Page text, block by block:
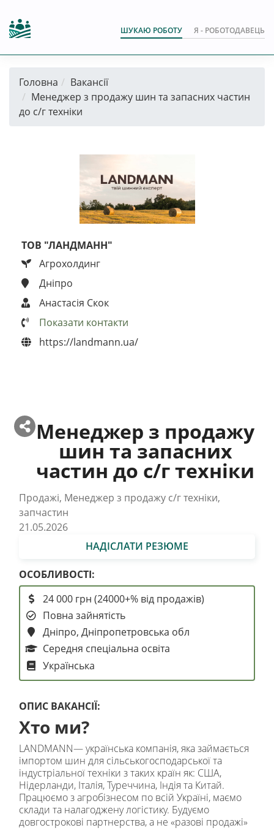
ШУКАЮ РОБОТУ Я - РОБОТОДАВЕЦЬ
Головна
Вакансії
Менеджер з продажу шин та запасних частин
до с/г техніки
ТОВ "ЛАНДМАНН"
Агрохолдинг
Дніпро
Анастасія Скок
Показати контакти
https://landmann.ua/
Менеджер з продажу
шин та запасних
частин до с/г техніки
Продажі, Менеджер з продажу с/г техніки,
запчастин
21.05.2026
НАДІСЛАТИ РЕЗЮМЕ
ОСОБЛИВОСТІ:
24 000 грн (24000+% від продажів)
Повна зайнятість
Дніпро, Дніпропетровська обл
Середня спеціальна освіта
Українська
ОПИС ВАКАНСІЇ:
Хто ми?
LANDMANN— українська компанія, яка займається
імпортом шин для сільськогосподарської та
індустріальної техніки з таких країн як: США,
Нідерланди, Італія, Туреччина, Індія та Китай.
Працюємо з агробізнесом по всій Україні, маємо
склади та налагоджену логістику. Будуємо
довгострокові партнерства, а не «разові продажі»